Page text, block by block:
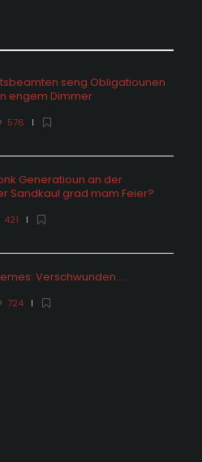
seng Obligatiounen
engem Dimmer
576
Generatioun an der
Sandkaul grad mam Feier?
421
Verschwunden….
724